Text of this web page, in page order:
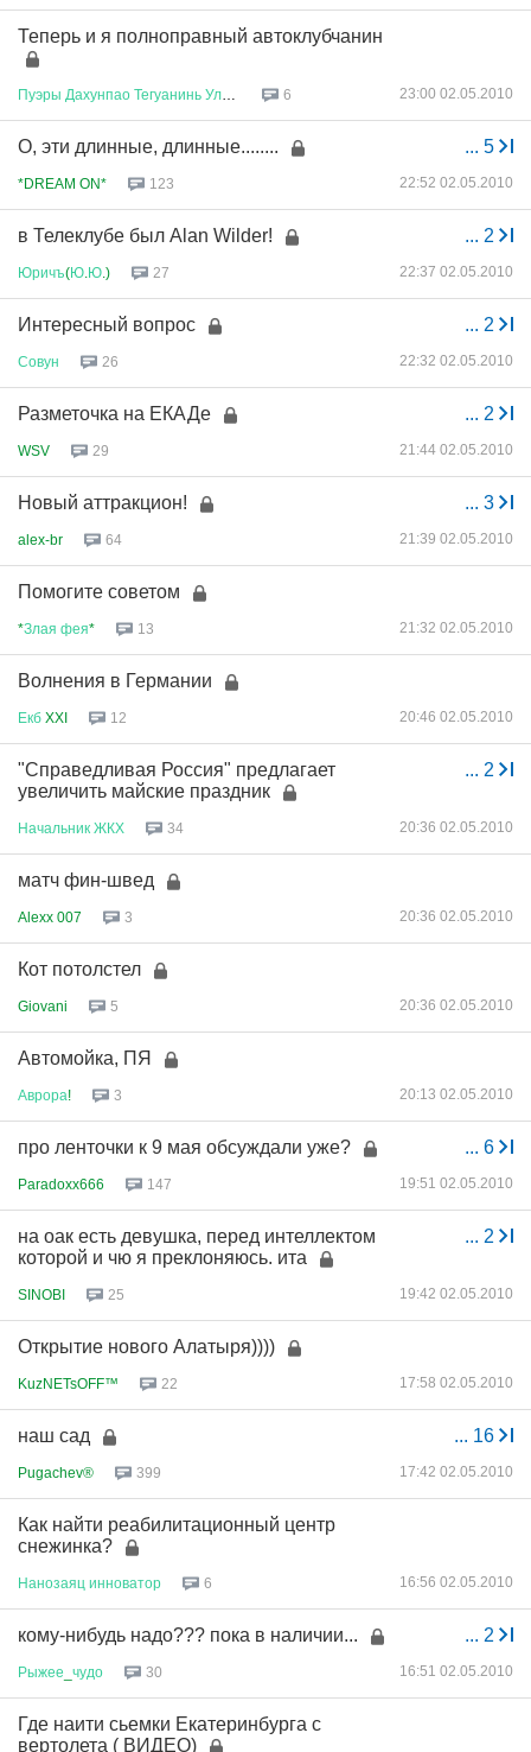
Теперь и я полноправный автоклубчанин
Пуэры Дахунпао Тегуанинь Улуны 6 23:00 02.05.2010
... 5
О, эти длинные, длинные........
*DREAM ON* 123 22:52 02.05.2010
... 2
в Телеклубе был Alan Wilder!
Юричъ(Ю Ю .) 27 22:37 02.05.2010
... 2
Интересный вопрос
Совун 26 22:32 02.05.2010
... 2
Разметочка на ЕКАДе
WSV 29 21:44 02.05.2010
... 3
Новый аттракцион!
alex-br 64 21:39 02.05.2010
Помогите советом
*Злая фея* 13 21:32 02.05.2010
Волнения в Германии
Екб XXI 12 20:46 02.05.2010
... 2
"Справедливая Россия" предлагает
увеличить майские праздник
Начальник ЖКХ 34 20:36 02.05.2010
матч фин-швед
Alexx 007 3 20:36 02.05.2010
Кот потолстел
Giovani 5 20:36 02.05.2010
Автомойка, ПЯ
Аврора! 3 20:13 02.05.2010
... 6
про ленточки к 9 мая обсуждали уже?
Paradoxx666 147 19:51 02.05.2010
... 2
на оак есть девушка, перед интеллектом
которой и чю я преклоняюсь. ита
SINOBI 25 19:42 02.05.2010
Открытие нового Алатыря))))
KuzNETsOFF™ 22 17:58 02.05.2010
... 16
наш сад
Pugachev® 399 17:42 02.05.2010
Как найти реабилитационный центр
снежинка?
Нанозаяц инноватор 6 16:56 02.05.2010
... 2
кому-нибудь надо??? пока в наличии...
Рыжее чудо 30 16:51 02.05.2010
Где наити сьемки Екатеринбурга с
вертолета ( ВИДЕО)